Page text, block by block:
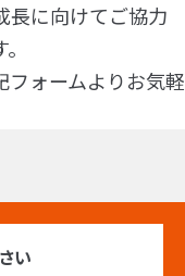
長に向けてご協力
フォームよりお気軽
い